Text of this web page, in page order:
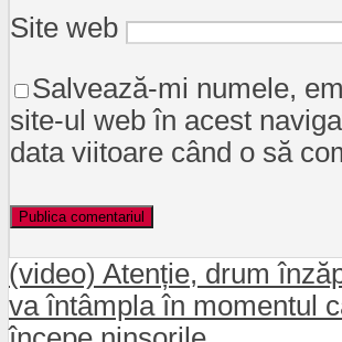
Site web
Salvează-mi numele,
site-ul web în acest
data viitoare când o să
(video) Atenție, drum
va întâmpla în momentul